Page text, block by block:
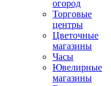
огород
Торговые
центры
Цветочные
магазины
Часы
Ювелирные
магазины